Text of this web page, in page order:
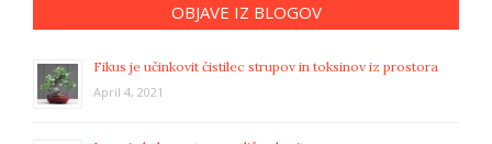
OBJAVE IZ BLOGOV
Fikus je učinkovit čistilec strupov in toksinov iz prostora
April 4, 2021